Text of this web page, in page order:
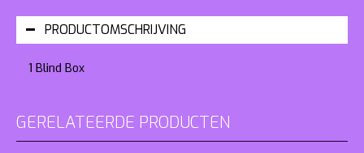
PRODUCTOMSCHRIJVING
1 Blind Box
GERELATEERDE PRODUCTEN